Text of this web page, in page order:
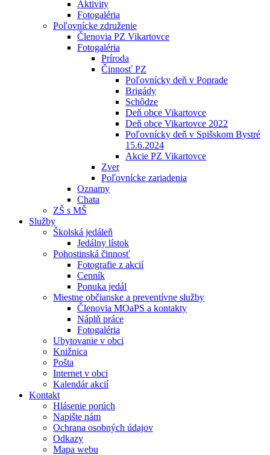
Aktivity
Fotogaléria
Poľovnícke združenie
Členovia PZ Vikartovce
Fotogaléria
Príroda
Činnosť PZ
Poľovnícky deň v Poprade
Brigády
Schôdze
Deň obce Vikartovce
Deň obce Vikartovce 2022
Poľovnícky deň v Spišskom Bystré
15.6.2024
Akcie PZ Vikartovce
Zver
Poľovnícke zariadenia
Oznamy
Chata
ZŠ s MŠ
Služby
Školská jedáleň
Jedálny lístok
Pohostinská činnosť
Fotografie z akcií
Cenník
Ponuka jedál
Miestne občianske a preventívne služby
Členovia MOaPS a kontakty
Náplň práce
Fotogaléria
Ubytovanie v obci
Knižnica
Pošta
Internet v obci
Kalendár akcií
Kontakt
Hlásenie porúch
Napište nám
Ochrana osobných údajov
Odkazy
Mapa webu